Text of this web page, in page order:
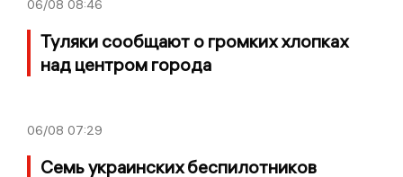
06/08 08:46
Туляки сообщают о громких хлопках
над центром города
06/08 07:29
Семь украинских беспилотников